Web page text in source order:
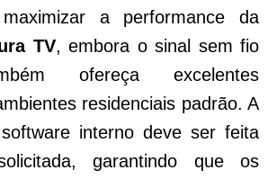
a performance da
TV, embora o sinal sem fio
ofereça excelentes
residenciais padrão. A
interno deve ser feita
garantindo que os